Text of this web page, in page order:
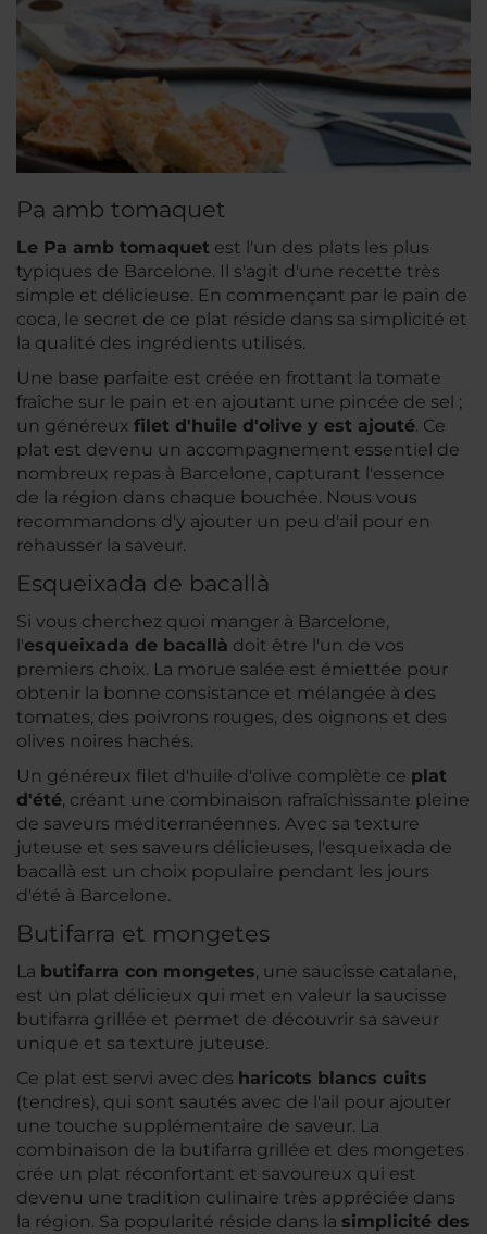
Pa amb tomaquet
Le Pa amb tomaquet est l'un des plats les plus
typiques de Barcelone. Il s'agit d'une recette très
simple et délicieuse. En commençant par le pain de
coca, le secret de ce plat réside dans sa simplicité et
la qualité des ingrédients utilisés.
Une base parfaite est créée en frottant la tomate
fraîche sur le pain et en ajoutant une pincée de sel ;
un généreux filet d'huile d'olive y est ajouté. Ce
plat est devenu un accompagnement essentiel de
nombreux repas à Barcelone, capturant l'essence
de la région dans chaque bouchée. Nous vous
recommandons d'y ajouter un peu d'ail pour en
rehausser la saveur.
Esqueixada de bacallà
Si vous cherchez quoi manger à Barcelone,
l'esqueixada de bacallà doit être l'un de vos
premiers choix. La morue salée est émiettée pour
obtenir la bonne consistance et mélangée à des
tomates, des poivrons rouges, des oignons et des
olives noires hachés.
Un généreux filet d'huile d'olive complète ce plat
d'été, créant une combinaison rafraîchissante pleine
de saveurs méditerranéennes. Avec sa texture
juteuse et ses saveurs délicieuses, l'esqueixada de
bacallà est un choix populaire pendant les jours
d'été à Barcelone.
Butifarra et mongetes
La butifarra con mongetes, une saucisse catalane,
est un plat délicieux qui met en valeur la saucisse
butifarra grillée et permet de découvrir sa saveur
unique et sa texture juteuse.
Ce plat est servi avec des haricots blancs cuits
(tendres), qui sont sautés avec de l'ail pour ajouter
une touche supplémentaire de saveur. La
combinaison de la butifarra grillée et des mongetes
crée un plat réconfortant et savoureux qui est
devenu une tradition culinaire très appréciée dans
la région. Sa popularité réside dans la simplicité des